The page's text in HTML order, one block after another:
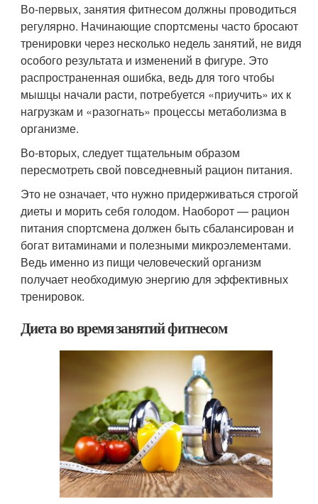
Во-первых, занятия фитнесом должны проводиться
регулярно. Начинающие спортсмены часто бросают
тренировки через несколько недель занятий, не видя
особого результата и изменений в фигуре. Это
распространенная ошибка, ведь для того чтобы
мышцы начали расти, потребуется «приучить» их к
нагрузкам и «разогнать» процессы метаболизма в
организме.
Во-вторых, следует тщательным образом
пересмотреть свой повседневный рацион питания.
Это не означает, что нужно придерживаться строгой
диеты и морить себя голодом. Наоборот — рацион
питания спортсмена должен быть сбалансирован и
богат витаминами и полезными микроэлементами.
Ведь именно из пищи человеческий организм
получает необходимую энергию для эффективных
тренировок.
Диета во время занятий фитнесом